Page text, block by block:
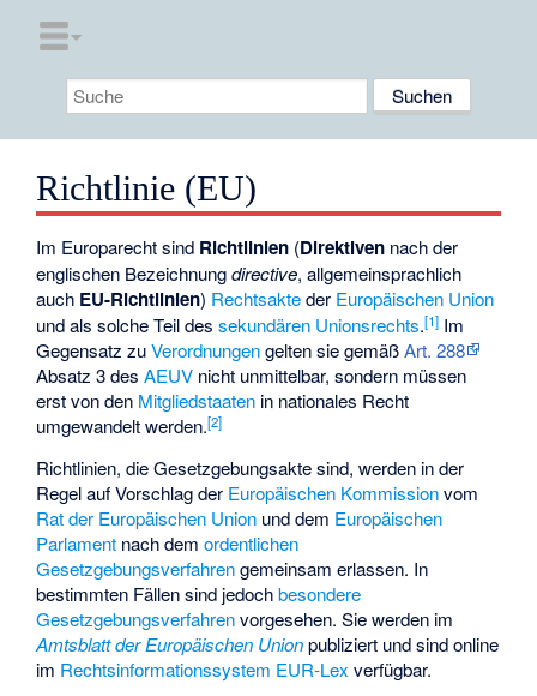
Richtlinie (EU)
Im Europarecht sind Richtlinien (Direktiven nach der
englischen Bezeichnungdirective, allgemeinsprachlich
auch EU-Richtlinien) Rechtsakteder Europäischen Union
und als solche Teil dessekundären Unionsrechts.[1] Im
Gegensatz zuVerordnungengelten sie gemäßArt. 288
Absatz 3 desAEUV nicht unmittelbar, sondern müssen
erst von den Mitgliedstaaten in nationales Recht
umgewandelt werden.[2]
Richtlinien, die Gesetzgebungsakte sind, werden in der
Regel auf Vorschlag der Europäischen Kommissionvom
Rat der Europäischen Union und dem Europäischen
Parlament nach demordentlichen
Gesetzgebungsverfahrengemeinsam erlassen. In
bestimmten Fällen sind jedochbesondere
Gesetzgebungsverfahrenvorgesehen. Sie werden im
Amtsblatt der Europäischen Unionpubliziert und sind online
im Rechtsinformationssystem EUR-Lex verfügbar.